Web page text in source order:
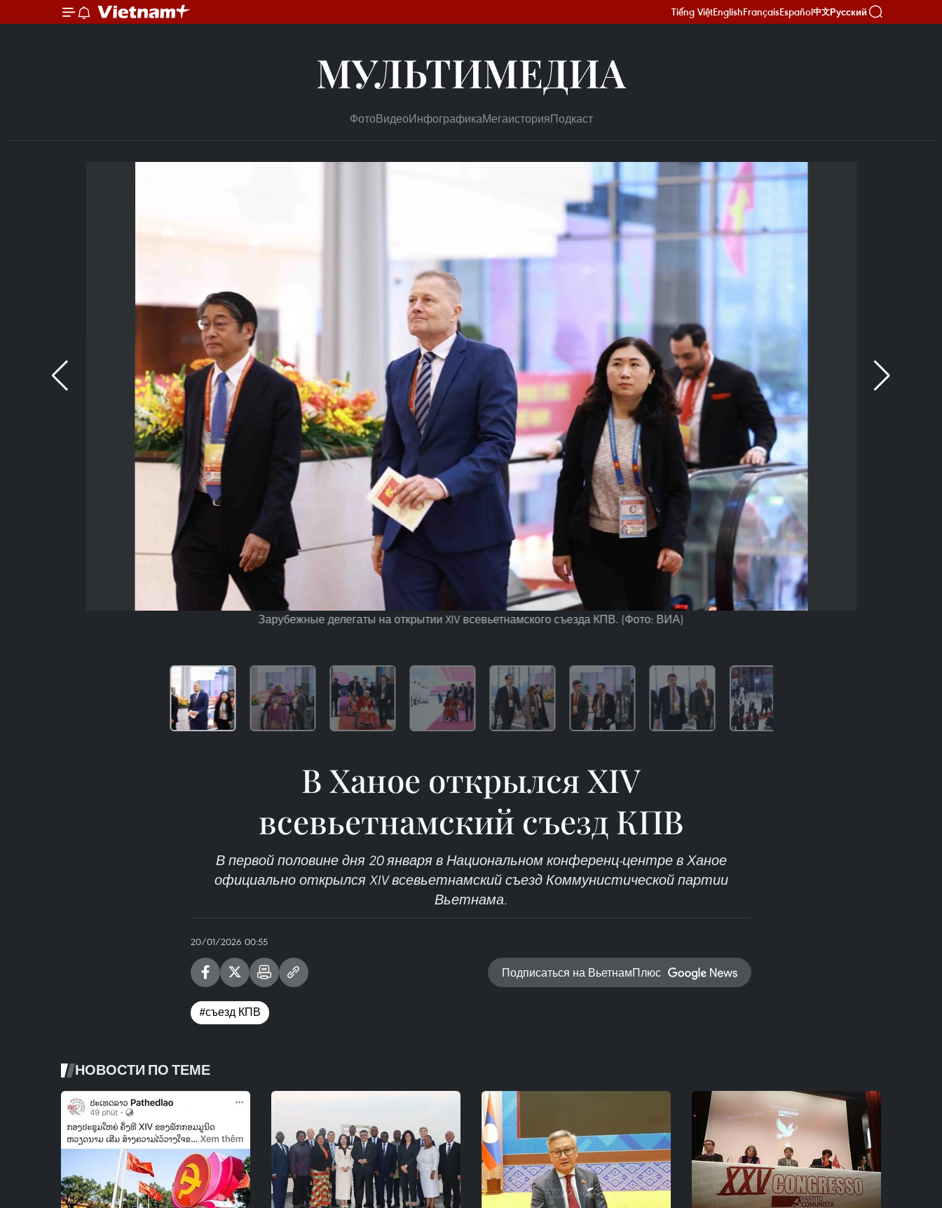
Tiếng ViệtEnglishFrançaisEspañol中文Русский
МУЛЬТИМЕДИА
ФотоВидеоИнфографикаМегаисторияПодкаст
Зарубежные делегаты на открытии XIV всевьетнамского съезда КПВ. (Фото: ВИА)
В Ханое открылся XIV
всевьетнамский съезд КПВ
В первой половине дня 20 января в Национальном конференц-центре в Ханое
официально открылся XIV всевьетнамский съезд Коммунистической партии
Вьетнама.
20/01/2026 00:55
Подписаться на ВьетнамПлюс
#съезд КПВ
НОВОСТИ ПО ТЕМЕ